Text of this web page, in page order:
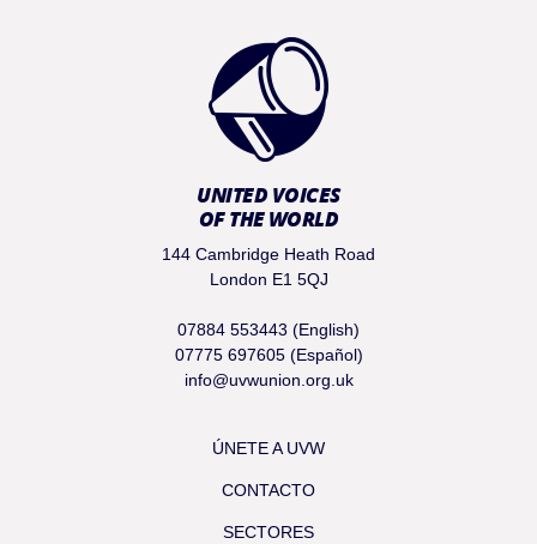
UNITED VOICES
OF THE WORLD
144 Cambridge Heath Road
London E1 5QJ
07884 553443 (English)
07775 697605 (Español)
info@uvwunion.org.uk
ÚNETE A UVW
CONTACTO
SECTORES